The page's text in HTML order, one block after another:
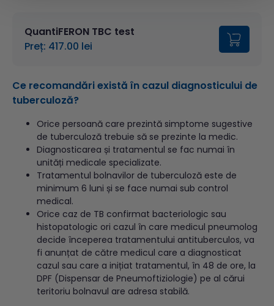
QuantiFERON TBC test
Preț: 417.00 lei
Ce recomandări există în cazul diagnosticului de
tuberculoză?
Orice persoană care prezintă simptome sugestive
de tuberculoză trebuie să se prezinte la medic.
Diagnosticarea și tratamentul se fac numai în
unități medicale specializate.
Tratamentul bolnavilor de tuberculoză este de
minimum 6 luni și se face numai sub control
medical.
Orice caz de TB confirmat bacteriologic sau
histopatologic ori cazul în care medicul pneumolog
decide începerea tratamentului antituberculos, va
fi anunțat de către medicul care a diagnosticat
cazul sau care a inițiat tratamentul, în 48 de ore, la
DPF (Dispensar de Pneumoftiziologie) pe al cărui
teritoriu bolnavul are adresa stabilă.